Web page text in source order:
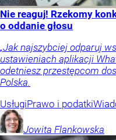
Nie reaguj! Rzekomy
o oddanie głosu
„Jak najszybciej odparuj
ustawieniach aplikacji
odetniesz przestępcom
Polska.
UsługiPrawo i podatki
Jowita Flankowska